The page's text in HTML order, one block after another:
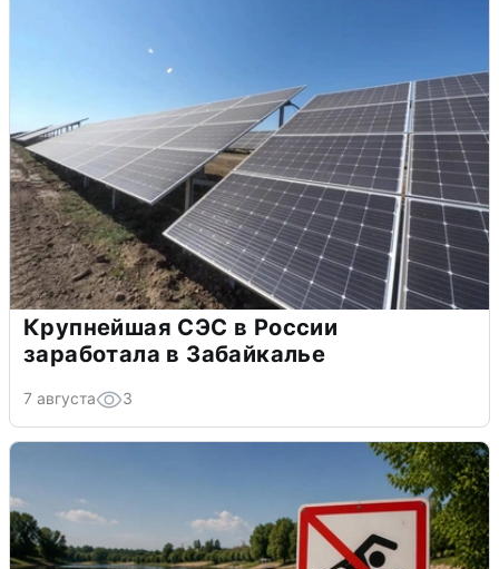
Крупнейшая СЭС в России
заработала в Забайкалье
7 августа 3